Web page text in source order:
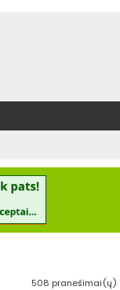
508 pranešimai(ų)